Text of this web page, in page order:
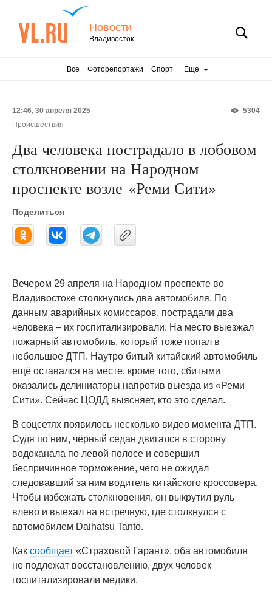
Новости
Владивосток
Все Фоторепортажи Спорт Еще
5304
12:46, 30 апреля 2025
Происшествия
Два человека пострадало в лобовом
столкновении на Народном
проспекте возле «Реми Сити»
Поделиться
Вечером 29 апреля на Народном проспекте во
Владивостоке столкнулись два автомобиля. По
данным аварийных комиссаров, пострадали два
человека – их госпитализировали. На место выезжал
пожарный автомобиль, который тоже попал в
небольшое ДТП. Наутро битый китайский автомобиль
ещё оставался на месте, кроме того, сбитыми
оказались делиниаторы напротив выезда из «Реми
Сити». Сейчас ЦОДД выясняет, кто это сделал.
В соцсетях появилось несколько видео момента ДТП.
Судя по ним, чёрный седан двигался в сторону
водоканала по левой полосе и совершил
беспричинное торможение, чего не ожидал
следовавший за ним водитель китайского кроссовера.
Чтобы избежать столкновения, он выкрутил руль
влево и выехал на встречную, где столкнулся с
автомобилем Daihatsu Tanto.
Как сообщает «Страховой Гарант», оба автомобиля
не подлежат восстановлению, двух человек
госпитализировали медики.